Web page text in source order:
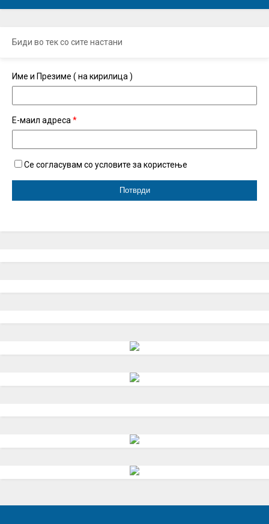
Биди во тек со сите настани
Име и Презиме ( на кирилица )
Е-маил адреса *
Се согласувам со условите за користење